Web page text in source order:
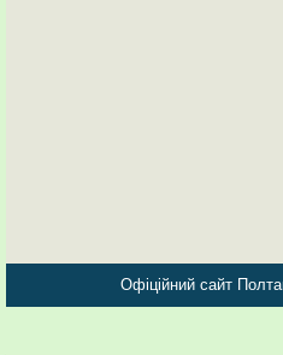
Офіційний сайт